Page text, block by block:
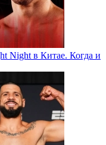
Night в Китае. Когда и